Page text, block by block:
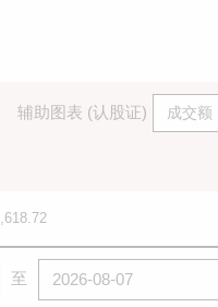
辅助图表 (认股证)
至